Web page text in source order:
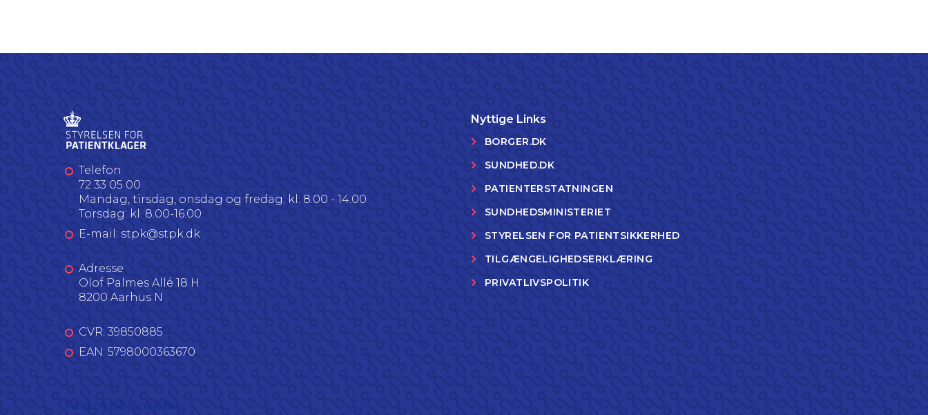
Telefon
72 33 05 00
Mandag, tirsdag, onsdag og fredag: kl. 8.00 - 14.00
Torsdag: kl. 8.00-16.00
E-mail: stpk@stpk.dk
Adresse
Olof Palmes Allé 18 H
8200 Aarhus N
CVR: 39850885
EAN: 5798000363670
Nyttige Links
BORGER.DK
SUNDHED.DK
PATIENTERSTATNINGEN
SUNDHEDSMINISTERIET
STYRELSEN FOR PATIENTSIKKERHED
TILGÆNGELIGHEDSERKLÆRING
PRIVATLIVSPOLITIK